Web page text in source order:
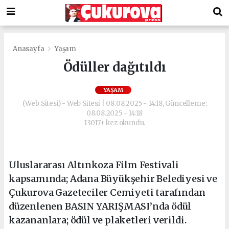
Anasayfa Yaşam
Ödüller dağıtıldı
YAŞAM
(Web Sitesi) - Web Sitesi | 08.08.2025 - 14:18, Güncelleme:
08.08.2025 - 14:18
13017+ kez okundu.
Uluslararası Altınkoza Film Festivali
kapsamında; Adana Büyükşehir Belediyesi ve
Çukurova Gazeteciler Cemiyeti tarafından
düzenlenen BASIN YARIŞMASI’nda ödül
kazananlara; ödül ve plaketleri verildi.